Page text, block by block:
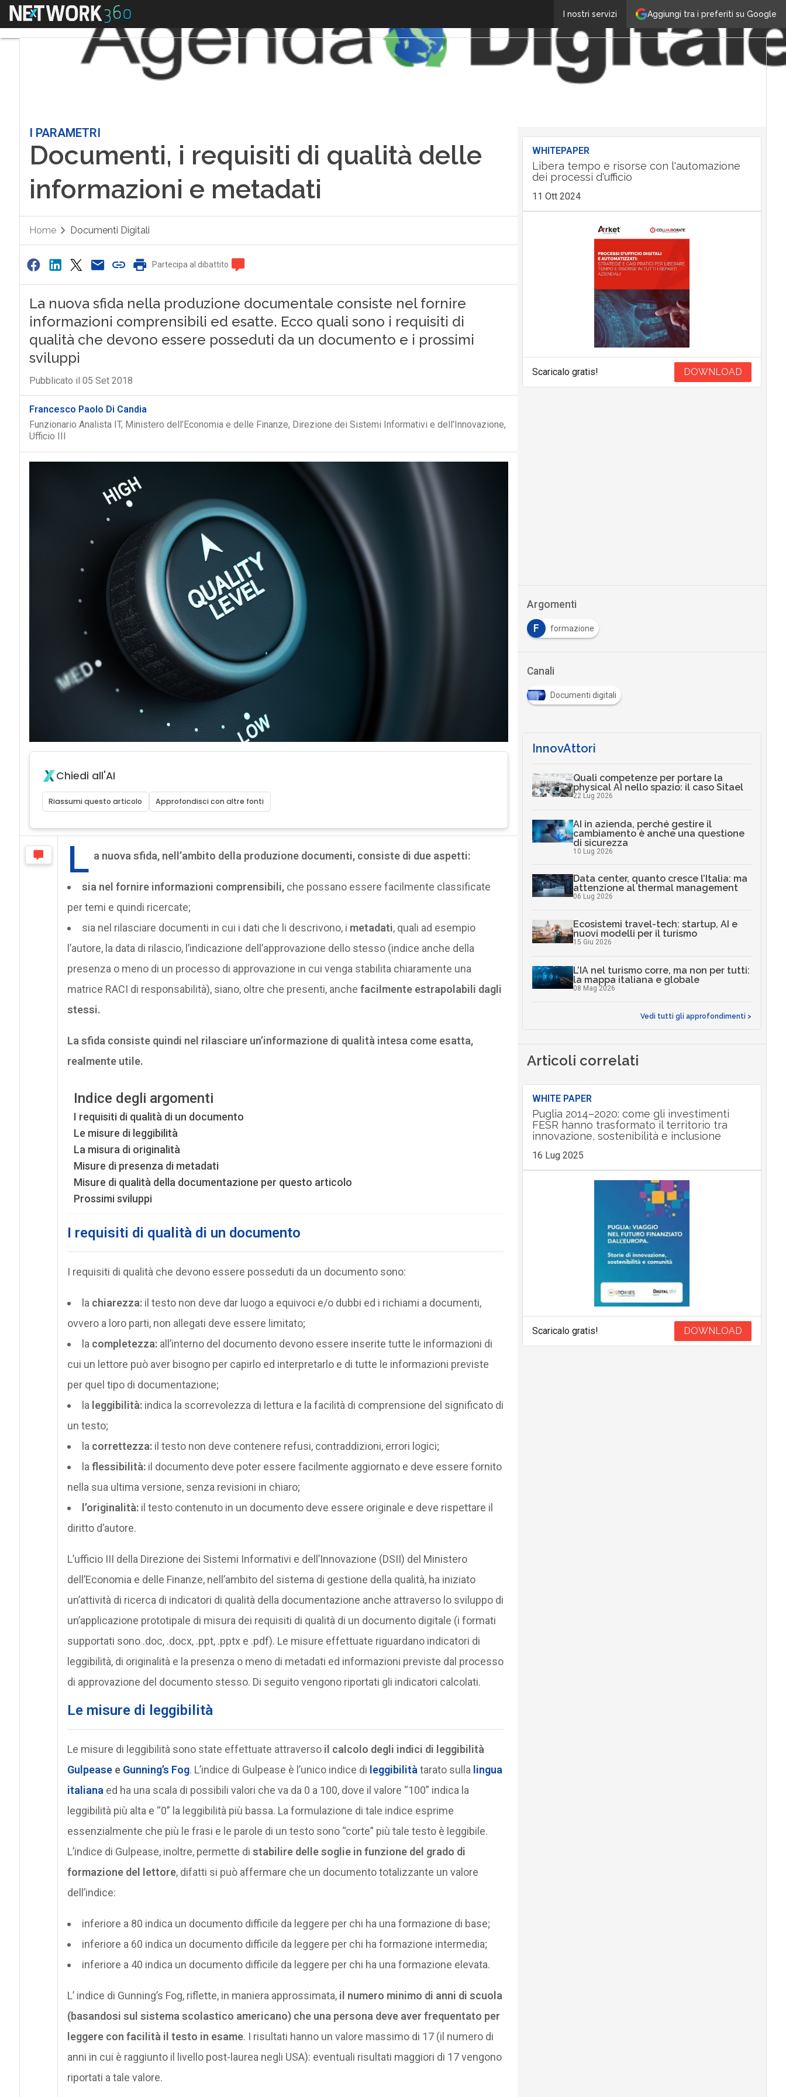
Aggiungi tra i preferiti su Google
I nostri servizi
Menu
I PARAMETRI
Documenti, i requisiti di qualità delle
informazioni e metadati
Home Documenti Digitali
Partecipa al dibattito
La nuova sfida nella produzione documentale consiste nel fornire
informazioni comprensibili ed esatte. Ecco quali sono i requisiti di
qualità che devono essere posseduti da un documento e i prossimi
sviluppi
Pubblicato il 05 Set 2018
Francesco Paolo Di Candia
Funzionario Analista IT, Ministero dell’Economia e delle Finanze, Direzione dei Sistemi Informativi e dell'Innovazione,
Ufficio III
Chiedi all'AI
Riassumi questo articolo Approfondisci con altre fonti
L a nuova sfida, nell’ambito della produzione documenti, consiste di due aspetti:
sia nel fornire informazioni comprensibili,che possano essere facilmente classificate
per temi e quindi ricercate;
sia nel rilasciare documenti in cui i dati che li descrivono, i metadati, quali ad esempio
l’autore, la data di rilascio, l’indicazione dell’approvazione dello stesso (indice anche della
presenza o meno di un processo di approvazione in cui venga stabilita chiaramente una
matrice RACI di responsabilità), siano, oltre che presenti, anche facilmente estrapolabili dagli
stessi.
La sfida consiste quindi nel rilasciare un’informazione di qualità intesa come esatta,
realmente utile.
Indice degli argomenti
I requisiti di qualità di un documento
Le misure di leggibilità
La misura di originalità
Misure di presenza di metadati
Misure di qualità della documentazione per questo articolo
Prossimi sviluppi
I requisiti di qualità di un documento
I requisiti di qualità che devono essere posseduti da un documento sono:
la chiarezza:il testo non deve dar luogo a equivoci e/o dubbi ed i richiami a documenti,
ovvero a loro parti, non allegati deve essere limitato;
la completezza:all’interno del documento devono essere inserite tutte le informazioni di
cui un lettore può aver bisogno per capirlo ed interpretarlo e di tutte le informazioni previste
per quel tipo di documentazione;
la leggibilità:indica la scorrevolezza di lettura e la facilità di comprensione del significato di
un testo;
la correttezza:il testo non deve contenere refusi, contraddizioni, errori logici;
la flessibilità:il documento deve poter essere facilmente aggiornato e deve essere fornito
nella sua ultima versione, senza revisioni in chiaro;
l’originalità:il testo contenuto in un documento deve essere originale e deve rispettare il
diritto d’autore.
L’ufficio III della Direzione dei Sistemi Informativi e dell’Innovazione (DSII) del Ministero
dell’Economia e delle Finanze, nell’ambito del sistema di gestione della qualità, ha iniziato
un’attività di ricerca di indicatori di qualità della documentazione anche attraverso lo sviluppo di
un’applicazione prototipale di misura dei requisiti di qualità di un documento digitale (i formati
supportati sono .doc, .docx, .ppt, .pptx e .pdf). Le misure effettuate riguardano indicatori di
leggibilità, di originalità e la presenza o meno di metadati ed informazioni previste dal processo
di approvazione del documento stesso. Di seguito vengono riportati gli indicatori calcolati.
Le misure di leggibilità
Le misure di leggibilità sono state effettuate attraverso il calcolo degli indici di leggibilità
Gulpeasee Gunning’s Fog. L’indice di Gulpease è l’unico indice di leggibilità tarato sulla lingua
italiana ed ha una scala di possibili valori che va da 0 a 100, dove il valore “100” indica la
leggibilità più alta e “0” la leggibilità più bassa. La formulazione di tale indice esprime
essenzialmente che più le frasi e le parole di un testo sono “corte” più tale testo è leggibile.
L’indice di Gulpease, inoltre, permette di stabilire delle soglie in funzione del grado di
formazione del lettore, difatti si può affermare che un documento totalizzante un valore
dell’indice:
inferiore a 80 indica un documento difficile da leggere per chi ha una formazione di base;
inferiore a 60 indica un documento difficile da leggere per chi ha formazione intermedia;
inferiore a 40 indica un documento difficile da leggere per chi ha una formazione elevata.
L’ indice di Gunning’s Fog, riflette, in maniera approssimata,il numero minimo di anni di scuola
(basandosi sul sistema scolastico americano) che una persona deve aver frequentato per
leggere con facilità il testo in esame. I risultati hanno un valore massimo di 17 (il numero di
anni in cui è raggiunto il livello post-laurea negli USA): eventuali risultati maggiori di 17 vengono
riportati a tale valore.
WHITEPAPER
Libera tempo e risorse con l'automazione
dei processi d'ufficio
11 Ott 2024
Scaricalo gratis! DOWNLOAD
Argomenti
F formazione
Canali
Documenti digitali
InnovAttori
Quali competenze per portare la
physical AI nello spazio: il caso Sitael
22 Lug 2026
AI in azienda, perché gestire il
cambiamento è anche una questione
di sicurezza
10 Lug 2026
Data center, quanto cresce l’Italia: ma
attenzione al thermal management
06 Lug 2026
Ecosistemi travel-tech: startup, AI e
nuovi modelli per il turismo
15 Giu 2026
L’IA nel turismo corre, ma non per tutti:
la mappa italiana e globale
08 Mag 2026
Vedi tutti gli approfondimenti >
Articoli correlati
WHITE PAPER
Puglia 2014–2020: come gli investimenti
FESR hanno trasformato il territorio tra
innovazione, sostenibilità e inclusione
16 Lug 2025
Scaricalo gratis! DOWNLOAD